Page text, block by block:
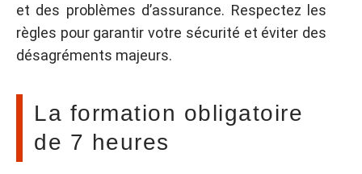
et des problèmes d’assurance. Respectez les
règles pour garantir votre sécurité et éviter des
désagréments majeurs.
La formation obligatoire
de 7 heures